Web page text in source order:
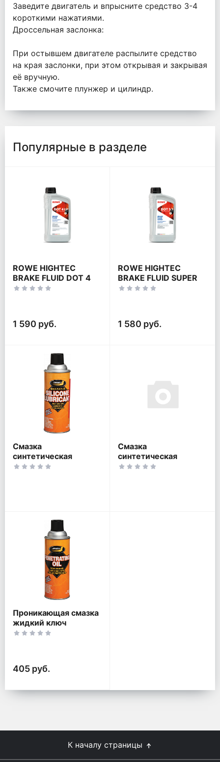
Заведите двигатель и впрысните средство 3-4
короткими нажатиями.
Дроссельная заслонка:
При остывшем двигателе распылите средство
на края заслонки, при этом открывая и закрывая
её вручную.
Также смочите плунжер и цилиндр.
Популярные в разделе
ROWE HIGHTEC
BRAKE FLUID DOT 4
LV
1 590 руб.
ROWE HIGHTEC
BRAKE FLUID SUPER
DOT 5.1
1 580 руб.
Смазка
синтетическая
Johnsens Silicon Spray
Смазка
синтетическая
Johnsens White
Проникающая смазка
жидкий ключ
Johnsens Penetrating
405 руб.
К началу страницы